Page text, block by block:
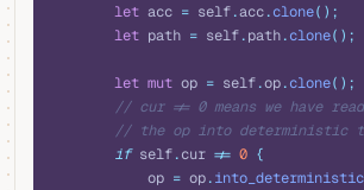
        let
acc = self.acc.clone();
        let
path = self.path.clone();
        let
mut op = self.op.clone();
// cur != 0 means we have
// the op into deterministic
        if
self.cur != 0 {
            op
= op.into_deterministic